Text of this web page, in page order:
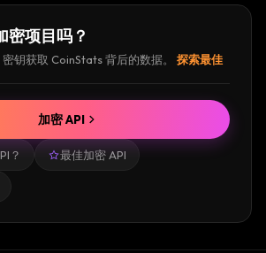
密项目吗？
钥获取 CoinStats 背后的数据。
探索最佳
？ 最佳加密 API
加密 API